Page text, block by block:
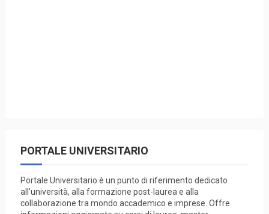
PORTALE UNIVERSITARIO
Portale Universitario è un punto di riferimento dedicato
all’università, alla formazione post-laurea e alla
collaborazione tra mondo accademico e imprese. Offre